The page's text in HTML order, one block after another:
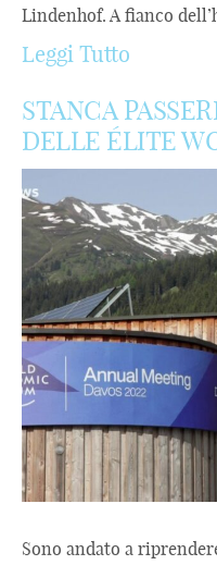
Lindenhof. A fianco
Leggi Tutto
STANCA
DELLE ÉLITE
Sono andato a